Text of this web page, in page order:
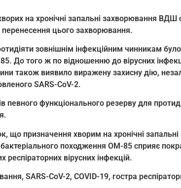
на хронічні запальні захворювання ВДШ
перенесення цього захворювання.
зовнішнім інфекційним чинникам
До того ж по відношенню до вірусних
також виявило виражену захисну дію,
SARS-CoV-2.
певного функціонального резерву для
що призначення хворим на хронічні
походження ОМ-85 сприяє
вірусних інфекцій.
SARS-CoV-2, COVID-19, гостра